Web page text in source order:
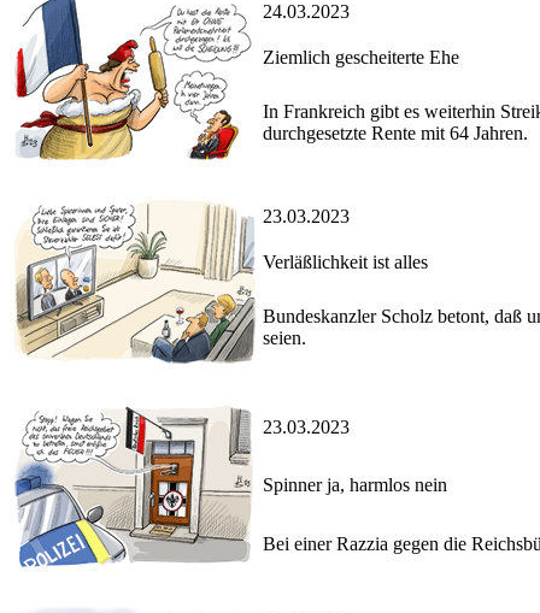
24.03.2023
Ziemlich gescheiterte Ehe
In Frankreich gibt es weiterhin
durchgesetzte Rente mit 64 Jahren.
23.03.2023
Verläßlichkeit ist alles
Bundeskanzler Scholz betont, daß
seien.
23.03.2023
Spinner ja, harmlos nein
Bei einer Razzia gegen die